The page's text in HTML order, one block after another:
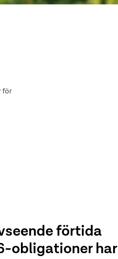
för
förtida
obligationer har